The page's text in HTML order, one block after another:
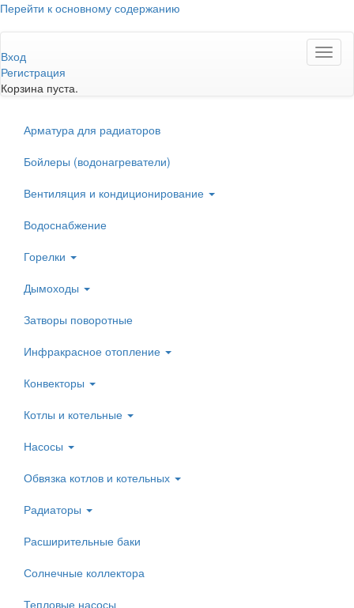
Перейти к основному содержанию
Вход
Регистрация
Корзина пуста.
Арматура для радиаторов
Бойлеры (водонагреватели)
Вентиляция и кондиционирование
Водоснабжение
Горелки
Дымоходы
Затворы поворотные
Инфракрасное отопление
Конвекторы
Котлы и котельные
Насосы
Обвязка котлов и котельных
Радиаторы
Расширительные баки
Солнечные коллектора
Тепловые насосы